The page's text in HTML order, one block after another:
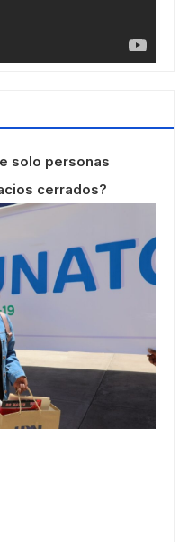
solo personas
cerrados?